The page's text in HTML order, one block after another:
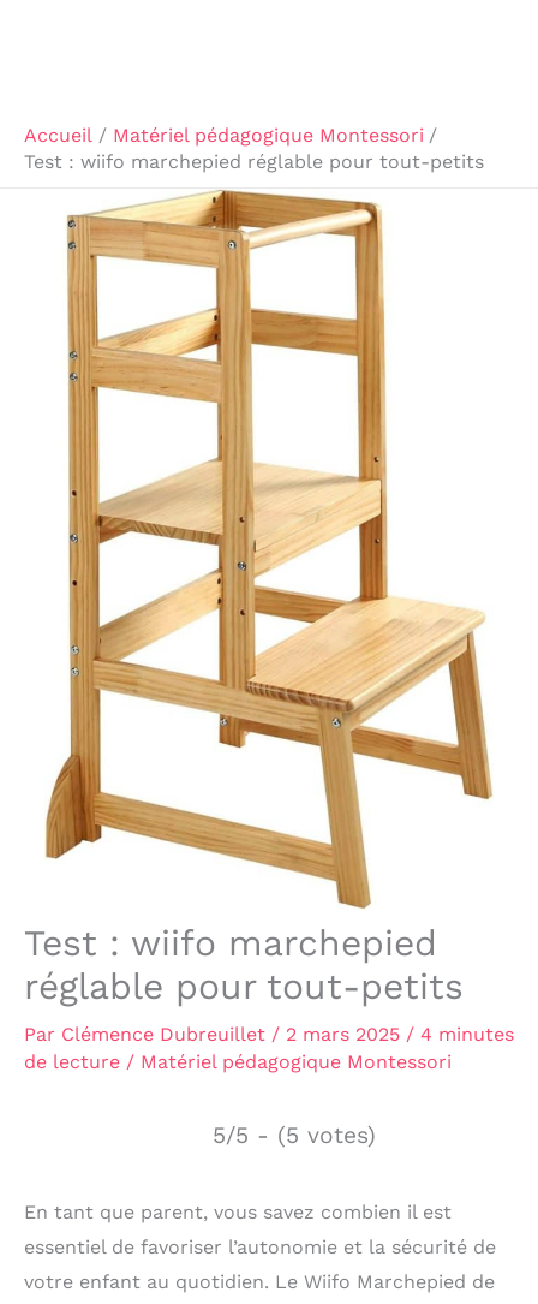
Accueil
Matériel pédagogique Montessori
Test : wiifo marchepied réglable pour tout-petits
Test : wiifo marchepied
réglable pour tout-petits
Par Clémence Dubreuillet / 2 mars 2025 / 4 minutes
de lecture / Matériel pédagogique Montessori
5/5 - (5 votes)
En tant que parent, vous savez combien il est
essentiel de favoriser l’autonomie et la sécurité de
votre enfant au quotidien. Le Wiifo Marchepied de